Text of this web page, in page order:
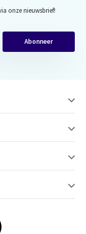
onze nieuwsbrief!
Abonneer